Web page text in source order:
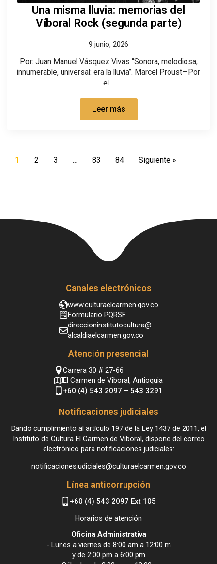
Una misma lluvia: memorias del
Víboral Rock (segunda parte)
9 junio, 2026
Por: Juan Manuel Vásquez Vivas “Sonora, melodiosa,
innumerable, universal: era la lluvia”. Marcel Proust—Por
el…
Leer más
1 2 3 … 83 84 Siguiente »
Canales electrónicos
www.culturaelcarmen.gov.co
Formulario PQRSF
direccioninstitutocultura@
alcaldiaelcarmen.gov.co
Atención presencial
Carrera 30 # 27-66
El Carmen de Viboral, Antioquia
+60 (4) 543 2097 – 543 3291
Notificaciones judiciales
Dando cumplimiento al artículo 197 de la Ley 1437 de 2011, el
Instituto de Cultura El Carmen de Viboral, dispone del correo
electrónico para notificaciones judiciales:
notificacionesjudiciales@culturaelcarmen.gov.co
Línea anticorrupción
+60 (4) 543 2097 Ext 105
Horarios de atención
Oficina Administrativa
- Lunes a viernes de 8:00 am a 12:00 m
y de 2:00 pm a 6:00 pm